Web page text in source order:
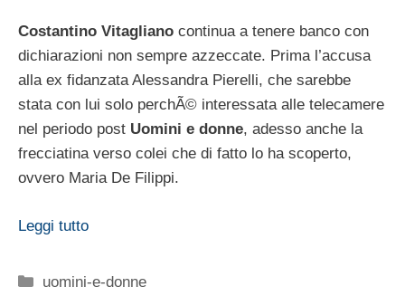
Costantino Vitagliano continua a tenere banco con
dichiarazioni non sempre azzeccate. Prima l’accusa
alla ex fidanzata Alessandra Pierelli, che sarebbe
stata con lui solo perchÃ© interessata alle telecamere
nel periodo post Uomini e donne, adesso anche la
frecciatina verso colei che di fatto lo ha scoperto,
ovvero Maria De Filippi.
Leggi tutto
Categorie
uomini-e-donne